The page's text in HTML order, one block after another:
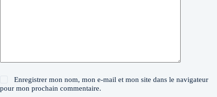
Enregistrer mon nom, mon e-mail et mon site dans le navigateur
pour mon prochain commentaire.